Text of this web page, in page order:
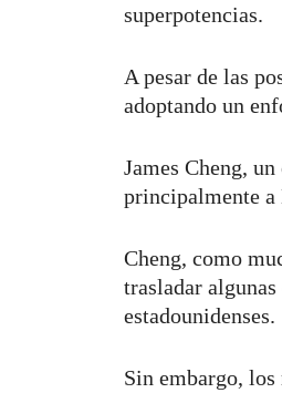
superpotencias.
A pesar de las
adoptando un
James Cheng,
principalmente a
Cheng, como
trasladar
estadounidenses.
Sin embargo,